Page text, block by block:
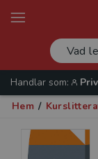
Handlar som:
Hem /